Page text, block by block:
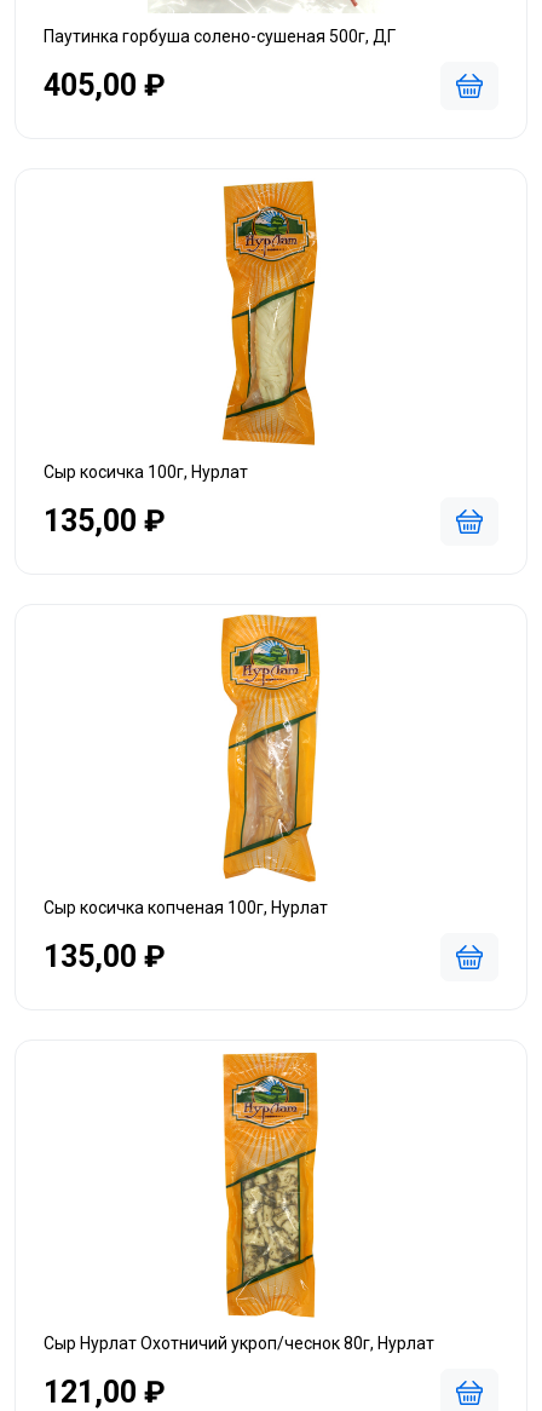
Паутинка горбуша солено-сушеная 500г, ДГ
405,00 ₽
Сыр косичка 100г, Нурлат
135,00 ₽
Сыр косичка копченая 100г, Нурлат
135,00 ₽
Сыр Нурлат Охотничий укроп/чеснок 80г, Нурлат
121,00 ₽